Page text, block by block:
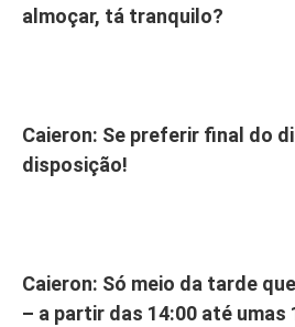
almoçar, tá tranquilo?
Caieron: Se preferir final do
disposição!
Caieron: Só meio da tarde
– a partir das 14:00 até umas